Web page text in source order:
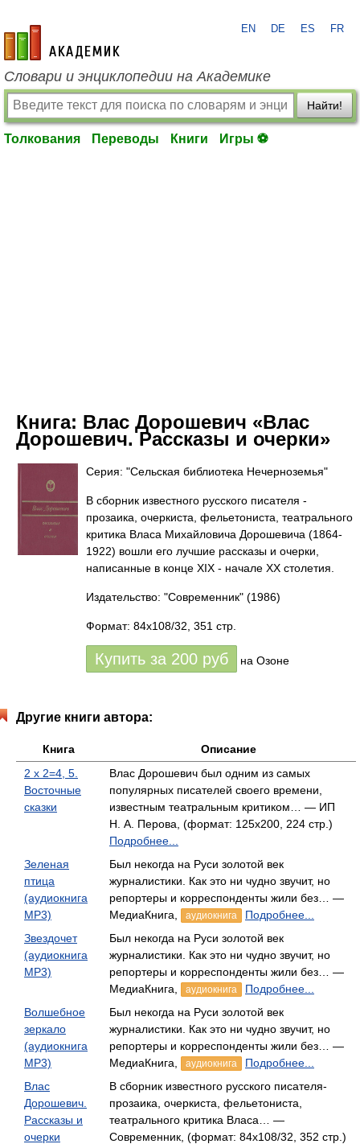
academic.ru
EN DE ES FR
Словари и энциклопедии на Академике
Найти!
Толкования Переводы Книги Игры ⚽
Книга: Влас Дорошевич «Влас
Дорошевич. Рассказы и очерки»
Серия: "Сельская библиотека Нечерноземья"
В сборник известного русского писателя -
прозаика, очеркиста, фельетониста, театрального
критика Власа Михайловича Дорошевича (1864-
1922) вошли его лучшие рассказы и очерки,
написанные в конце XIX - начале XX столетия.
Издательство: "Современник" (1986)
Формат: 84x108/32, 351 стр.
Купить за 200 руб на Озоне
Другие книги автора:
Книга
Описание
2 х 2=4, 5.
Восточные
сказки
Влас Дорошевич был одним из самых
популярных писателей своего времени,
известным театральным критиком… — ИП
Н. А. Перова, (формат: 125x200, 224 стр.)
Подробнее...
Зеленая
птица
(аудиокнига
MP3)
Был некогда на Руси золотой век
журналистики. Как это ни чудно звучит, но
репортеры и корреспонденты жили без… —
МедиаКнига,
аудиокнига
Подробнее...
Звездочет
(аудиокнига
MP3)
Был некогда на Руси золотой век
журналистики. Как это ни чудно звучит, но
репортеры и корреспонденты жили без… —
МедиаКнига,
аудиокнига
Подробнее...
Волшебное
зеркало
(аудиокнига
MP3)
Был некогда на Руси золотой век
журналистики. Как это ни чудно звучит, но
репортеры и корреспонденты жили без… —
МедиаКнига,
аудиокнига
Подробнее...
Влас
Дорошевич.
Рассказы и
очерки
В сборник известного русского писателя-
прозаика, очеркиста, фельетониста,
театрального критика Власа… —
Современник, (формат: 84x108/32, 352 стр.)